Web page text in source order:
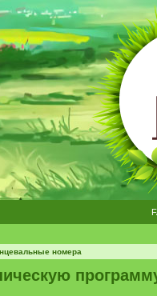
номера